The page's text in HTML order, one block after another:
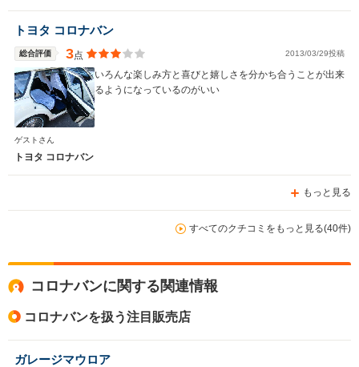
トヨタ コロナバン
総合評価 3点 2013/03/29投稿
いろんな楽しみ方と喜びと嬉しさを分かち合うことが出来
るようになっているのがいい
ゲストさん
トヨタ コロナバン
もっと見る
すべてのクチコミをもっと見る(40件)
コロナバンに関する関連情報
コロナバンを扱う注目販売店
ガレージマウロア